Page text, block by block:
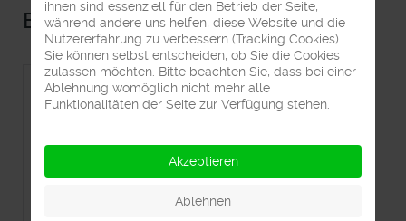
Beliebte Beiträge
Impressum
Datenschutzerklärung
ihnen sind essenziell für den Betrieb der Seite,
während andere uns helfen, diese Website und die
Nutzererfahrung zu verbessern (Tracking Cookies).
Sie können selbst entscheiden, ob Sie die Cookies
zulassen möchten. Bitte beachten Sie, dass bei einer
Ablehnung womöglich nicht mehr alle
Funktionalitäten der Seite zur Verfügung stehen.
Akzeptieren
Ablehnen